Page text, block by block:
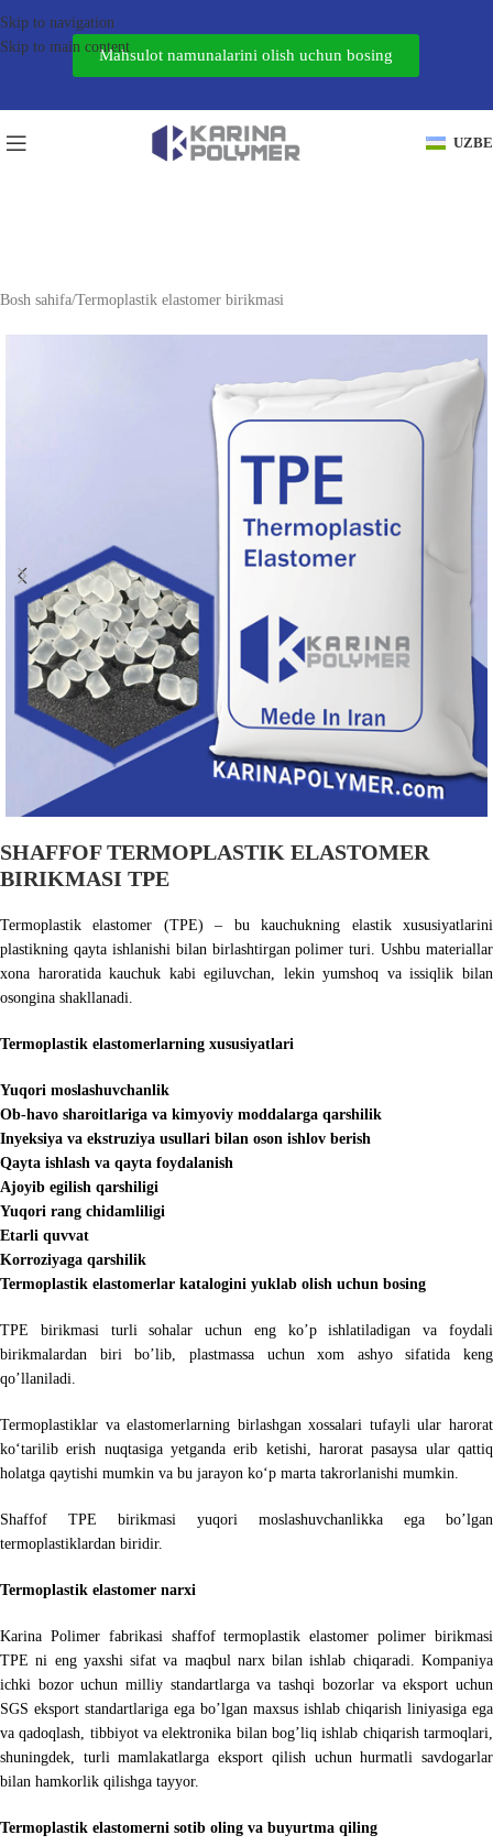
Skip to navigation
Skip to main contentMahsulot namunalarini olish uchun bosing
Bosh sahifa/Termoplastik elastomer birikmasi
SHAFFOF TERMOPLASTIK ELASTOMER
BIRIKMASI TPE
Termoplastik elastomer (TPE) – bu kauchukning elastik xususiyatlarini
plastikning qayta ishlanishi bilan birlashtirgan polimer turi. Ushbu materiallar
xona haroratida kauchuk kabi egiluvchan, lekin yumshoq va issiqlik bilan
osongina shakllanadi.
Termoplastik elastomerlarning xususiyatlari
Yuqori moslashuvchanlik
Ob-havo sharoitlariga va kimyoviy moddalarga qarshilik
Inyeksiya va ekstruziya usullari bilan oson ishlov berish
Qayta ishlash va qayta foydalanish
Ajoyib egilish qarshiligi
Yuqori rang chidamliligi
Etarli quvvat
Korroziyaga qarshilik
Termoplastik elastomerlar katalogini yuklab olish uchun bosing
TPE birikmasi turli sohalar uchun eng ko’p ishlatiladigan va foydali
birikmalardan biri bo’lib, plastmassa uchun xom ashyo sifatida keng
qo’llaniladi.
Termoplastiklar va elastomerlarning birlashgan xossalari tufayli ular harorat
ko‘tarilib erish nuqtasiga yetganda erib ketishi, harorat pasaysa ular qattiq
holatga qaytishi mumkin va bu jarayon ko‘p marta takrorlanishi mumkin.
Shaffof TPE birikmasi yuqori moslashuvchanlikka ega bo’lgan
termoplastiklardan biridir.
Termoplastik elastomer narxi
Karina Polimer fabrikasi shaffof termoplastik elastomer polimer birikmasi
TPE ni eng yaxshi sifat va maqbul narx bilan ishlab chiqaradi. Kompaniya
ichki bozor uchun milliy standartlarga va tashqi bozorlar va eksport uchun
SGS eksport standartlariga ega bo’lgan maxsus ishlab chiqarish liniyasiga ega
va qadoqlash, tibbiyot va elektronika bilan bog’liq ishlab chiqarish tarmoqlari,
shuningdek, turli mamlakatlarga eksport qilish uchun hurmatli savdogarlar
bilan hamkorlik qilishga tayyor.
Termoplastik elastomerni sotib oling va buyurtma qiling